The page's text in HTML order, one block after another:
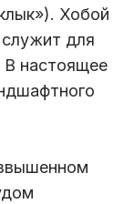
Хобой
для
В настоящее